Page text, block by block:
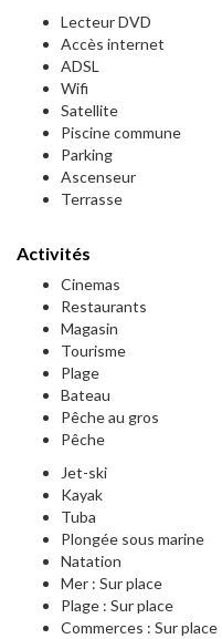
Lecteur DVD
Accès internet
ADSL
Wifi
Satellite
Piscine commune
Parking
Ascenseur
Terrasse
Activités
Cinemas
Restaurants
Magasin
Tourisme
Plage
Bateau
Pêche au gros
Pêche
Jet-ski
Kayak
Tuba
Plongée sous marine
Natation
Mer : Sur place
Plage : Sur place
Commerces : Sur place